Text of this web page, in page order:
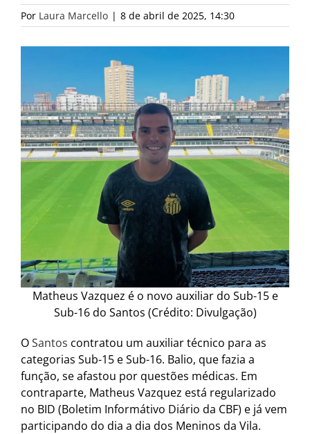
Por Laura Marcello | 8 de abril de 2025, 14:30
Matheus Vazquez é o novo auxiliar do Sub-15 e
Sub-16 do Santos (Crédito: Divulgação)
OSantos contratou um auxiliar técnico para as
categorias Sub-15 e Sub-16. Balio, que fazia a
função, se afastou por questões médicas. Em
contraparte, Matheus Vazquez está regularizado
no BID (Boletim Informátivo Diário da CBF) e já vem
participando do dia a dia dos Meninos da Vila.